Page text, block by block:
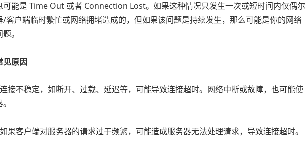
可能是 Time Out 或者 Connection Lost。如果这种情况只发生一次或短时间内仅偶尔
客户端临时繁忙或网络拥堵造成的，但如果该问题是持续发生，那么可能是你的网络
。
见原因
接不稳定，如断开、过载、延迟等，可能导致连接超时。网络中断或故障，也可能使
果客户端对服务器的请求过于频繁，可能造成服务器无法处理请求，导致连接超时。